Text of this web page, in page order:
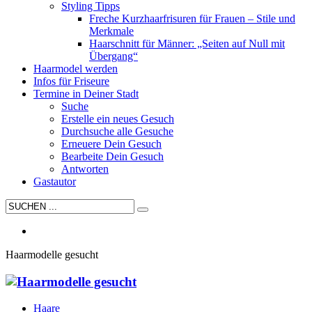
Styling Tipps
Freche Kurzhaarfrisuren für Frauen – Stile und
Merkmale
Haarschnitt für Männer: „Seiten auf Null mit
Übergang“
Haarmodel werden
Infos für Friseure
Termine in Deiner Stadt
Suche
Erstelle ein neues Gesuch
Durchsuche alle Gesuche
Erneuere Dein Gesuch
Bearbeite Dein Gesuch
Antworten
Gastautor
Haarmodelle gesucht
Haare